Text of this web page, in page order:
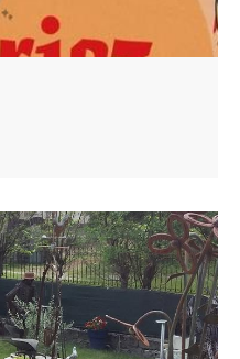
ses sculptures en
Beïte.